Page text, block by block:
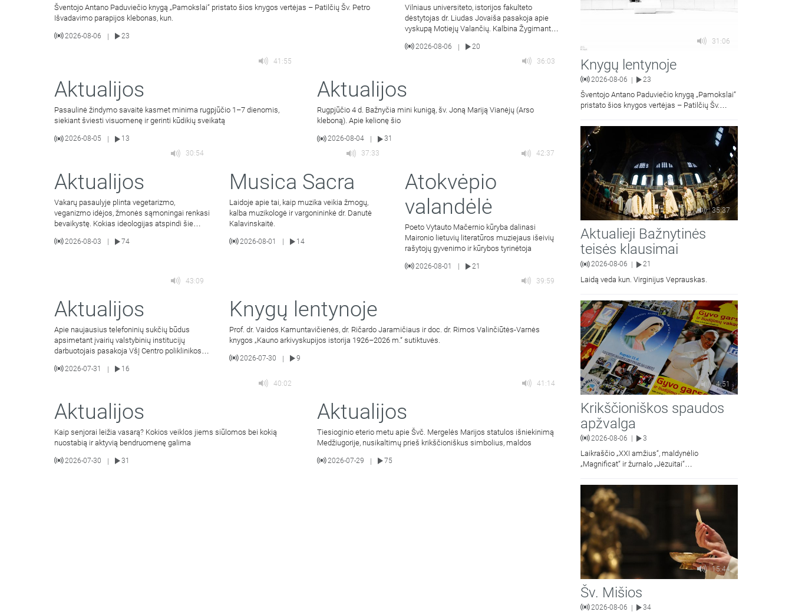
Šventojo Antano Paduviečio knygą „Pamokslai“ pristato šios knygos vertėjas – Patilčių Šv. Petro
Išvadavimo parapijos klebonas, kun.
2026-08-06 | 23
Vilniaus universiteto, istorijos fakulteto
dėstytojas dr. Liudas Jovaiša pasakoja apie
vyskupą Motiejų Valančių. Kalbina Žygimantas
2026-08-06 |
20
41:55
Aktualijos
Pasaulinė žindymo savaitė kasmet minima rugpjūčio 1–7 dienomis,
siekiant šviesti visuomenę ir gerinti kūdikių sveikatą
2026-08-05 13
36:03
Aktualijos
Rugpjūčio 4 d. Bažnyčia mini kunigą, šv. Joną Mariją Vianėjų (Arso
kleboną). Apie kelionę šio
2026-08-04
31
30:54
Aktualijos
Vakarų pasaulyje plinta vegetarizmo,
veganizmo idėjos, žmonės sąmoningai renkasi
bevaikystę. Kokias ideologijas atspindi šie
2026-08-03 74
37:33
Musica Sacra
Laidoje apie tai, kaip muzika veikia žmogų,
kalba muzikologė ir vargonininkė dr. Danutė
Kalavinskaitė.
2026-08-01 14
42:37
Atokvėpio
valandėlė
Poeto Vytauto Mačernio kūryba dalinasi
Maironio lietuvių literatūros muziejaus išeivių
rašytojų gyvenimo ir kūrybos tyrinėtoja
2026-08-01
21
43:09
Aktualijos
Apie naujausius telefoninių sukčių būdus
apsimetant įvairių valstybinių institucijų
darbuotojais pasakoja VšĮ Centro poliklinikos
2026-07-31 | 16
39:59
Knygų lentynoje
Prof. dr. Vaidos Kamuntavičienės, dr. Ričardo Jaramičiaus ir doc. dr. Rimos Valinčiūtės-Varnės
knygos „Kauno arkivyskupijos istorija 1926–2026 m.“ sutiktuvės.
2026-07-30 | 9
40:02
Aktualijos
Kaip senjorai leižia vasarą? Kokios veiklos jiems siūlomos bei kokią
nuostabią ir aktyvią bendruomenę galima
2026-07-30 | 31
41:14
Aktualijos
Tiesioginio eterio metu apie Švč. Mergelės Marijos statulos išniekinimą
Medžiugorije, nusikaltimų prieš krikščioniškus simbolius, maldos
2026-07-29 | 75
31:06
Knygų lentynoje
2026-08-06 | 23
Šventojo Antano Paduviečio knygą „Pamokslai“
pristato šios knygos vertėjas – Patilčių Šv.
moralinės teologijos dr. Algirdas Petras
35:37
Aktualieji Bažnytinės
teisės klausimai
2026-08-06 21
Laidą veda kun. Virginijus Veprauskas.
4:51
Krikščioniškos spaudos
apžvalga
2026-08-06 3
Laikraščio „XXI amžius“, maldynėlio
„Magnificat“ ir žurnalo „Jėzuitai“
15:44
Šv. Mišios
2026-08-06 | 34